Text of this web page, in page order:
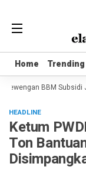
Home Trending
Home Trending
BBM Subsidi
HEADLINE
Ketum
Ton